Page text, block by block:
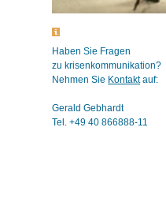
Haben Sie Fragen
zu krisenkommunikation?
Nehmen Sie Kontaktauf:
Gerald Gebhardt
Tel. +49 40 866888-11